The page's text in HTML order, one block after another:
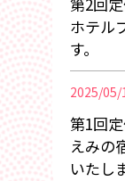
ホテル
す。
2025/05/
第1回
えみの
いたし